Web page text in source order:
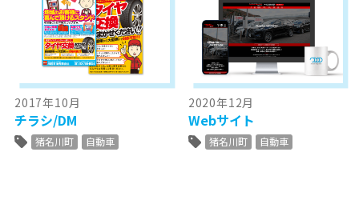
2017年10月
チラシ/DM
猪名川町 自動車
2020年12月
Webサイト
猪名川町 自動車